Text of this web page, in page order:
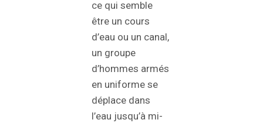
ce qui semble
être un cours
d’eau ou un canal,
un groupe
d’hommes armés
en uniforme se
déplace dans
l’eau jusqu’à mi-